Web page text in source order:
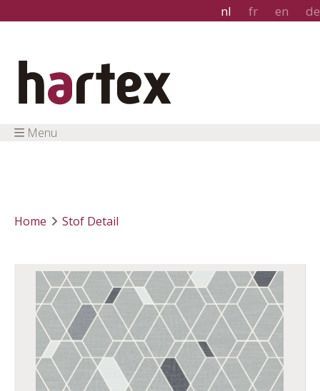
nl fr en de
Menu
Home Stof Detail